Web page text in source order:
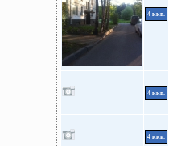
4 ккв.
4 ккв.
4 ккв.